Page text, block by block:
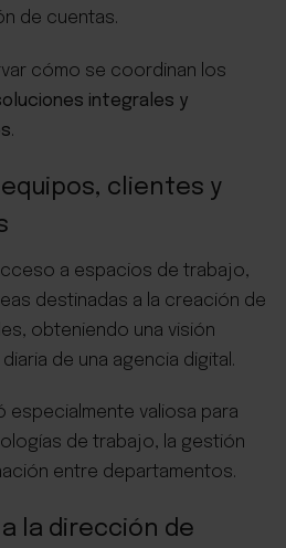
de cuentas.
cómo se coordinan los
integrales y
.
clientes y
a espacios de trabajo,
destinadas a la creación de
obteniendo una visión
de una agencia digital.
especialmente valiosa para
de trabajo, la gestión
entre departamentos.
la dirección de